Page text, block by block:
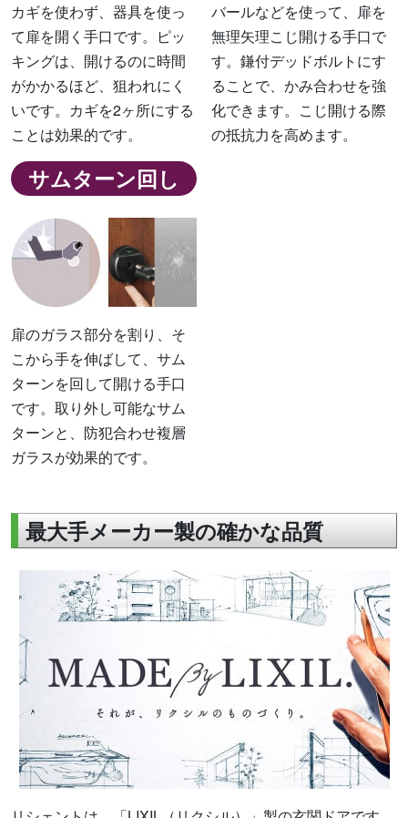
カギを使わず、器具を使っ
て扉を開く手口です。ピッ
キングは、開けるのに時間
がかかるほど、狙われにく
いです。カギを2ヶ所にする
ことは効果的です。
バールなどを使って、扉を
無理矢理こじ開ける手口で
す。鎌付デッドボルトにす
ることで、かみ合わせを強
化できます。こじ開ける際
の抵抗力を高めます。
サムターン回し
扉のガラス部分を割り、そ
こから手を伸ばして、サム
ターンを回して開ける手口
です。取り外し可能なサム
ターンと、防犯合わせ複層
ガラスが効果的です。
最大手メーカー製の確かな品質